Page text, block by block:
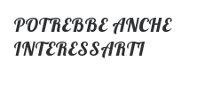
POTREBBE ANCHE
INTERESSARTI